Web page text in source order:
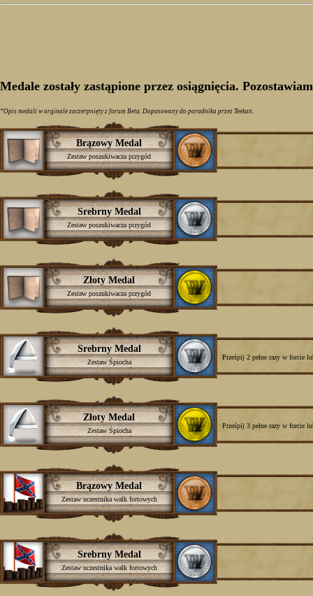
Medale zostały zastąpione przez osiągnięcia.
*Opis medali w orginale zaczerpnięty z forum Beta. Dopasowany do poradnika przez Teekan.
Brązowy Medal
Zestaw poszukiwacza przygód
Srebrny Medal
Zestaw poszukiwacza przygód
Złoty Medal
Zestaw poszukiwacza przygód
Srebrny Medal
Zestaw Śpiocha
Prześpij 2 pełne razy w forcie
Złoty Medal
Zestaw Śpiocha
Prześpij 3 pełne razy w forcie
Brązowy Medal
Zestaw uczestnika walk fortowych
Srebrny Medal
Zestaw uczestnika walk fortowych